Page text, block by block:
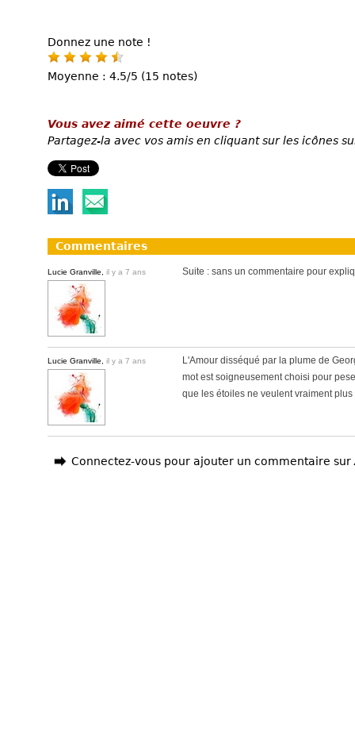
Donnez une note !
Moyenne : 4.5/5 (15 notes)
Vous avez aimé cette oeuvre ?
Partagez-la avec vos amis en cliquant sur les icônes
Commentaires
Lucie Granville, il y a 7 ans Suite : sans un commentaire pour
Lucie Granville, il y a 7 ans
L'Amour disséqué par la plume de
mot est soigneusement choisi pour
que les étoiles ne veulent vraiment plus
Connectez-vous pour ajouter un commentaire sur